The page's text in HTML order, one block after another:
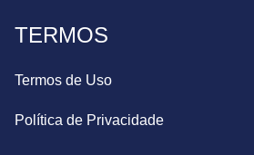
TERMOS
Termos de Uso
Política de Privacidade